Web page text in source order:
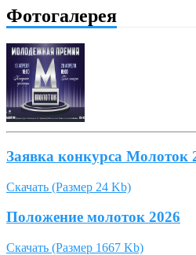
Фотогалерея
Заявка конкурса Молоток
Скачать (Размер 24 Kb)
Положение молоток 2026
Скачать (Размер 1667 Kb)